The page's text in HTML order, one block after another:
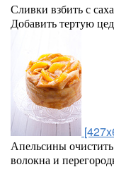
Сливки взбить с
Добавить тертую
Апельсины
волокна и